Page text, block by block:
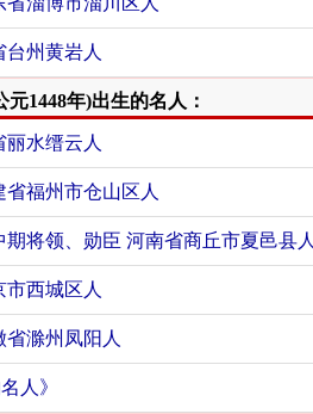
台州黄岩人
元1448年)出生的名人：
丽水缙云人
省福州市仓山区人
期将领、勋臣 河南省商丘市夏邑县人
市西城区人
省滁州凤阳人
人》